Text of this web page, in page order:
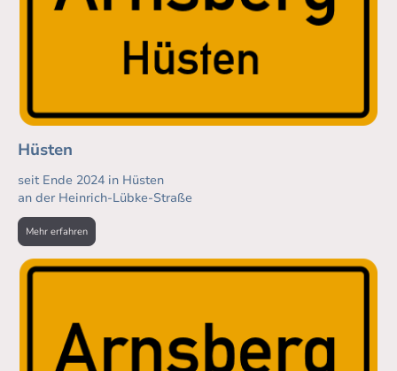
Hüsten
Mehr erfahren
seit Ende 2024 in Hüsten
an der Heinrich-Lübke-Straße